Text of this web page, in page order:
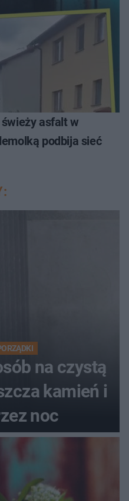
asfalt w
podbija sieć
na czystą
kamień i
noc